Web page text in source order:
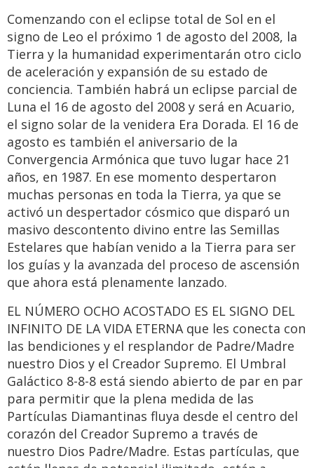
Comenzando con el eclipse total de Sol en el
signo de Leo el próximo 1 de agosto del 2008, la
Tierra y la humanidad experimentarán otro ciclo
de aceleración y expansión de su estado de
conciencia. También habrá un eclipse parcial de
Luna el 16 de agosto del 2008 y será en Acuario,
el signo solar de la venidera Era Dorada. El 16 de
agosto es también el aniversario de la
Convergencia Armónica que tuvo lugar hace 21
años, en 1987. En ese momento despertaron
muchas personas en toda la Tierra, ya que se
activó un despertador cósmico que disparó un
masivo descontento divino entre las Semillas
Estelares que habían venido a la Tierra para ser
los guías y la avanzada del proceso de ascensión
que ahora está plenamente lanzado.
EL NÚMERO OCHO ACOSTADO ES EL SIGNO DEL
INFINITO DE LA VIDA ETERNA que les conecta con
las bendiciones y el resplandor de Padre/Madre
nuestro Dios y el Creador Supremo. El Umbral
Galáctico 8-8-8 está siendo abierto de par en par
para permitir que la plena medida de las
Partículas Diamantinas fluya desde el centro del
corazón del Creador Supremo a través de
nuestro Dios Padre/Madre. Estas partículas, que